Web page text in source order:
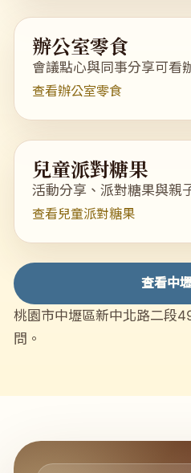
辦公室零食
會議點心與同事分享可看
查看辦公室零食
兒童派對糖果
活動分享、派對糖果與親
查看兒童派對糖果
查看中
桃園市中壢區新中北路二段
問。